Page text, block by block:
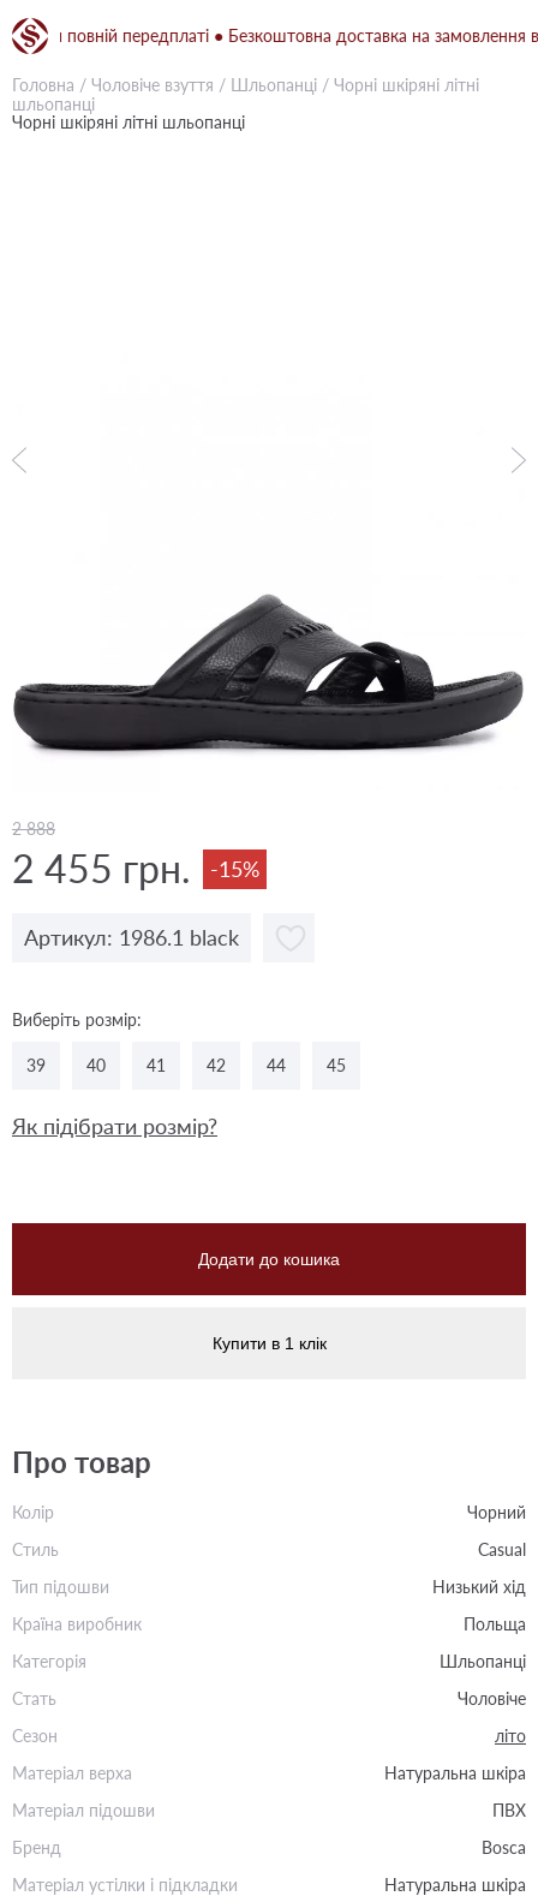
повній передплаті ● Безкоштовна доставка на замовлення
Головна / Чоловіче взуття / Шльопанці / Чорні шкіряні літні
шльопанці
Чорні шкіряні літні шльопанці
2 888
2 455 грн. -15%
Артикул: 1986.1 black
Виберіть розмір:
39 40 41 42 44 45
Як підібрати розмір?
Додати до кошика
Купити в 1 клік
Про товар
Колір
Чорний
Стиль
Casual
Тип підошви
Низький хід
Країна виробник
Польща
Категорія
Шльопанці
Стать
Чоловіче
Сезон
літо
Матеріал верха
Натуральна шкіра
Матеріал підошви
ПВХ
Бренд
Bosca
Матеріал устілки і підкладки
Натуральна шкіра